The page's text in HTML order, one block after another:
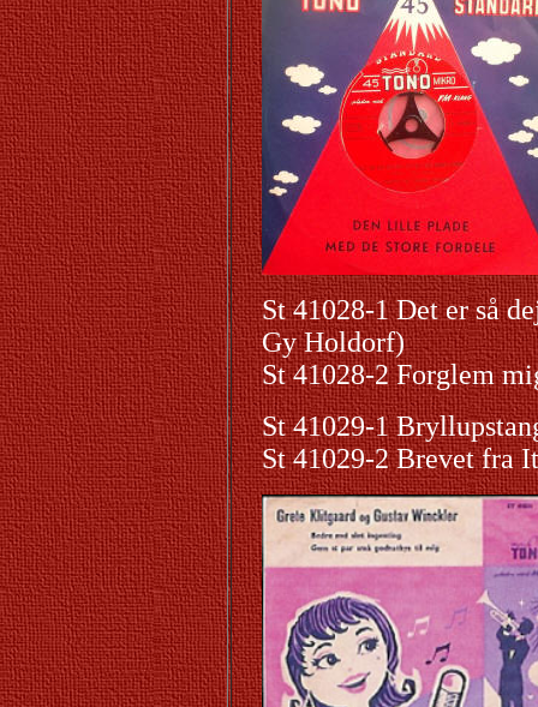
St 41028-1 Det er så
Gy Holdorf)
St 41028-2 Forglem
St 41029-1
St 41029-2 Brevet fra